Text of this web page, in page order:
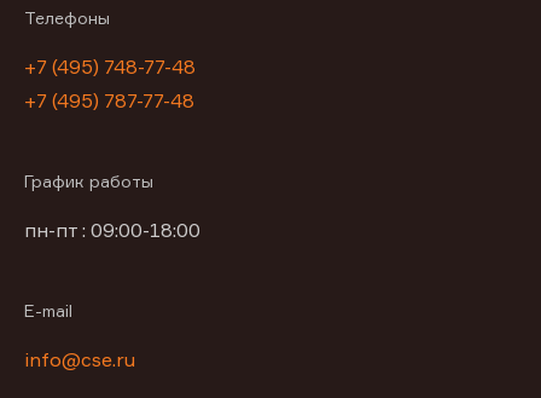
Телефоны
+7 (495) 748-77-48
+7 (495) 787-77-48
График работы
пн-пт : 09:00-18:00
E-mail
info@cse.ru